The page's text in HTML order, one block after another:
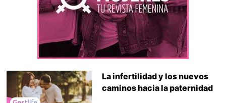
La infertilidad y los nuevos
caminos hacia la paternidad